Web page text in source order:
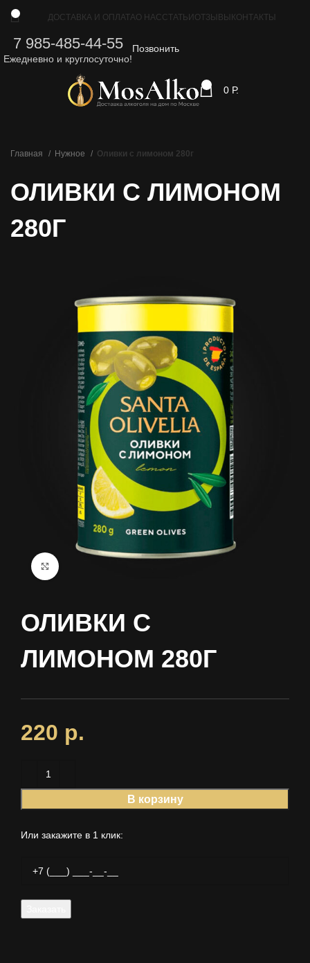
ДОСТАВКА И ОПЛАТАО НАССТАТЬИ ОТЗЫВЫ КОНТАКТЫ
7 985-485-44-55
Ежедневно и круглосуточно!
Позвонить
0 Р.
Главная Нужное Оливки с лимоном 280г
ОЛИВКИ С ЛИМОНОМ
280Г
ОЛИВКИ С
ЛИМОНОМ 280Г
220 р.
В корзину
Или закажите в 1 клик: